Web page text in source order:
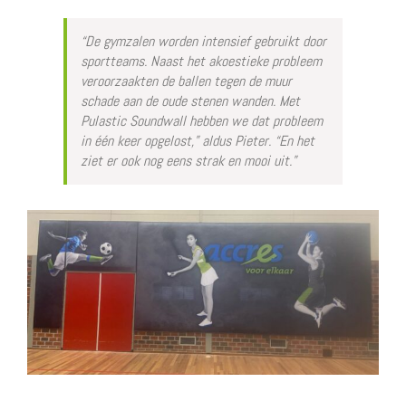
“De gymzalen worden intensief gebruikt door
sportteams. Naast het akoestieke probleem
veroorzaakten de ballen tegen de muur
schade aan de oude stenen wanden. Met
Pulastic Soundwall hebben we dat probleem
in één keer opgelost,” aldus Pieter. “En het
ziet er ook nog eens strak en mooi uit.”